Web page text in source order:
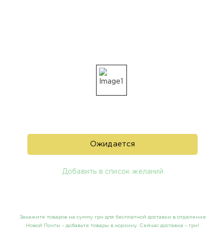
Ожидается
Добавить в список желаний
Закажите товаров на сумму грн для бесплатной доставки в отделение
Новой Почты – добавьте товары в корзину. Сейчас доставка – грн!